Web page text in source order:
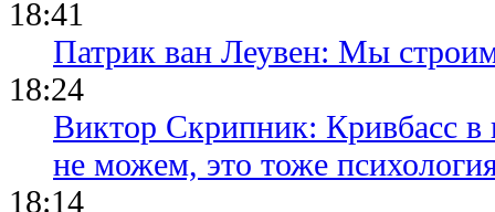
18:41
Патрик ван Леувен: Мы
18:24
Виктор Скрипник: Кривбасс в
не можем, это тоже
18:14